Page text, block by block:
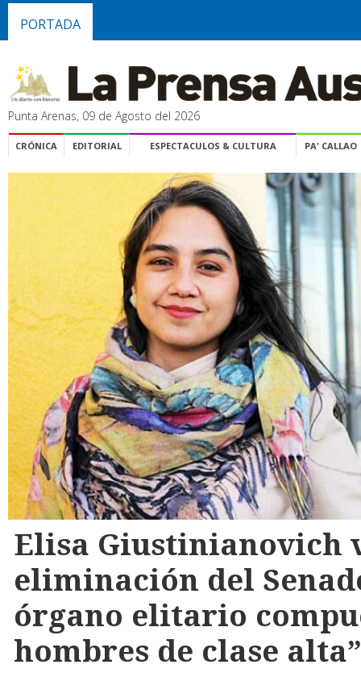
PORTADA
Punta Arenas, 09 de Agosto del 2026
CRÓNICA EDITORIAL ESPECTACULOS & CULTURA PA' CALLAO
Elisa Giustinianovich
eliminación del
órgano elitario
hombres de clase alta”